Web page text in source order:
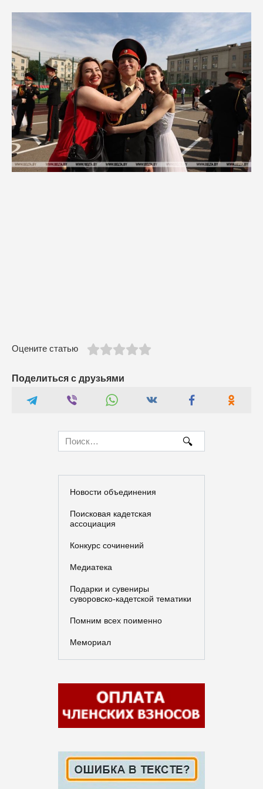
Оцените статью
Поделиться с друзьями
for:
Новости объединения
Поисковая кадетская
ассоциация
Конкурс сочинений
Медиатека
Подарки и сувениры
суворовско-кадетской тематики
Помним всех поименно
Мемориал